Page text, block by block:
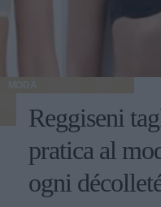
MODA
Reggiseni
pratica al
ogni